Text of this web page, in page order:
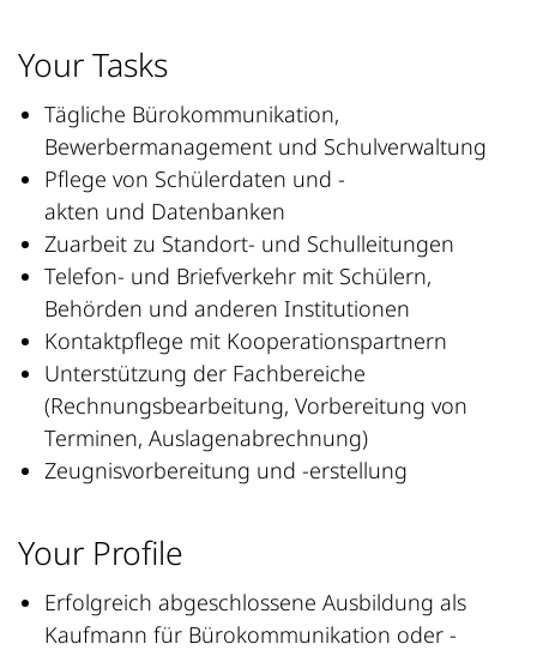
Your Tasks
Tägliche Bürokommunikation,
Bewerbermanagement und Schulverwaltung
Pflege von Schülerdaten und -
akten und Datenbanken
Zuarbeit zu Standort- und Schulleitungen
Telefon- und Briefverkehr mit Schülern,
Behörden und anderen Institutionen
Kontaktpflege mit Kooperationspartnern
Unterstützung der Fachbereiche
(Rechnungsbearbeitung, Vorbereitung von
Terminen, Auslagenabrechnung)
Zeugnisvorbereitung und -erstellung
Your Profile
Erfolgreich abgeschlossene Ausbildung als
Kaufmann für Bürokommunikation oder -